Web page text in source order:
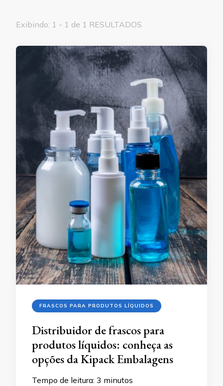
Exibindo: 1 - 1 de 1 RESULTADOS
FRASCOS PARA PRODUTOS LÍQUIDOS
Distribuidor de frascos para
produtos líquidos: conheça as
opções da Kipack Embalagens
Tempo de leitura: 3 minutos